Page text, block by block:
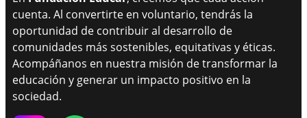
cuenta. Al convertirte en voluntario, tendrás la
oportunidad de contribuir al desarrollo de
comunidades más sostenibles, equitativas y éticas.
Acompáñanos en nuestra misión de transformar la
educación y generar un impacto positivo en la
sociedad.